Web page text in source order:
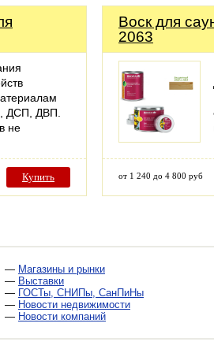
ДСП, ДВП.
не
Купить
Воск для
2063
от 1 240 до 4 800 руб
— Магазины и рынки
— Выставки
— ГОСТы, СНИПы, СанПиНы
— Новости недвижимости
— Новости компаний